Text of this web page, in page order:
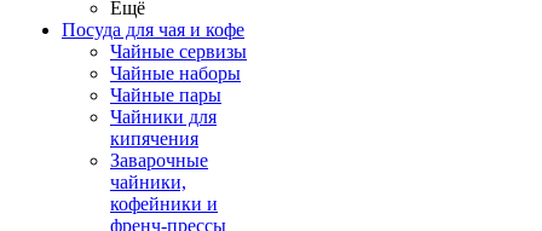
Ещё
Посуда для чая и кофе
Чайные сервизы
Чайные наборы
Чайные пары
Чайники для
кипячения
Заварочные
чайники,
кофейники и
френч-прессы